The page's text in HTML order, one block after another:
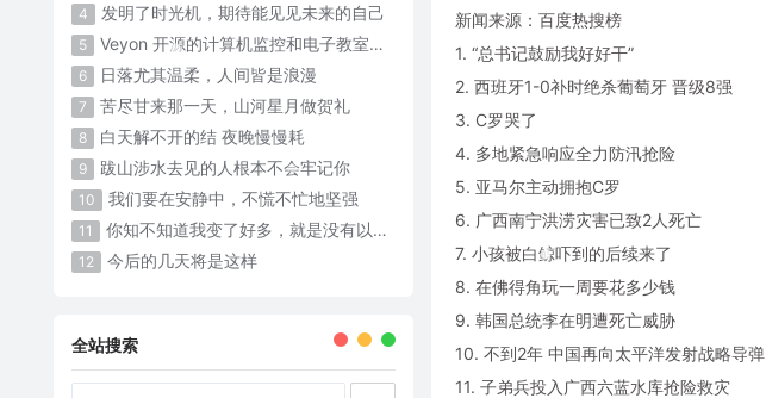
新闻来源：百度热搜榜
1. “总书记鼓励我好好干”
2. 西班牙1-0补时绝杀葡萄牙 晋级8强
3. C罗哭了
4. 多地紧急响应全力防汛抢险
5. 亚马尔主动拥抱C罗
6. 广西南宁洪涝灾害已致2人死亡
7. 小孩被白鲸吓到的后续来了
8. 在佛得角玩一周要花多少钱
9. 韩国总统李在明遭死亡威胁
10. 不到2年 中国再向太平洋发射战略导弹
11. 子弟兵投入广西六蓝水库抢险救灾
4 发明了时光机，期待能见见未来的自己
5 Veyon 开源的计算机监控和电子教室管理软件
6 日落尤其温柔，人间皆是浪漫
7 苦尽甘来那一天，山河星月做贺礼
8 白天解不开的结 夜晚慢慢耗 ​​​
9 跋山涉水去见的人根本不会牢记你
10 我们要在安静中，不慌不忙地坚强
11 你知不知道我变了好多，就是没有以前那么可爱了
12 今后的几天将是这样
全站搜索